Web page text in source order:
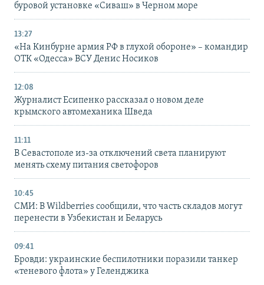
буровой установке «Сиваш» в Черном море
13:27
«На Кинбурне армия РФ в глухой обороне» – командир
ОТК «Одесса» ВСУ Денис Носиков
12:08
Журналист Есипенко рассказал о новом деле
крымского автомеханика Шведа
11:11
В Севастополе из-за отключений света планируют
менять схему питания светофоров
10:45
СМИ: В Wildberries сообщили, что часть складов могут
перенести в Узбекистан и Беларусь
09:41
Бровди: украинские беспилотники поразили танкер
«теневого флота» у Геленджика